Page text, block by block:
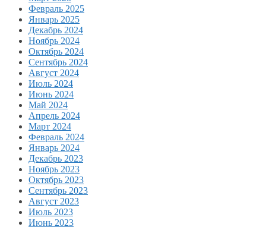
Февраль 2025
Январь 2025
Декабрь 2024
Ноябрь 2024
Октябрь 2024
Сентябрь 2024
Август 2024
Июль 2024
Июнь 2024
Май 2024
Апрель 2024
Март 2024
Февраль 2024
Январь 2024
Декабрь 2023
Ноябрь 2023
Октябрь 2023
Сентябрь 2023
Август 2023
Июль 2023
Июнь 2023